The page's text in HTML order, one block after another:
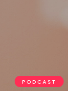
PODCAST